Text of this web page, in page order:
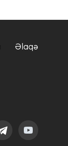
Əlaqə